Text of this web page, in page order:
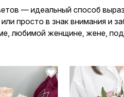
— идеальный способ
просто в знак внимания и
любимой женщине, жене,